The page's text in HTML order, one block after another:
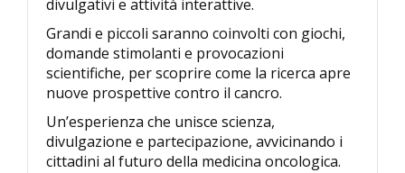
divulgativi e attività interattive.
Grandi e piccoli saranno coinvolti con giochi,
domande stimolanti e provocazioni
scientifiche, per scoprire come la ricerca apre
nuove prospettive contro il cancro.
Un’esperienza che unisce scienza,
divulgazione e partecipazione, avvicinando i
cittadini al futuro della medicina oncologica.